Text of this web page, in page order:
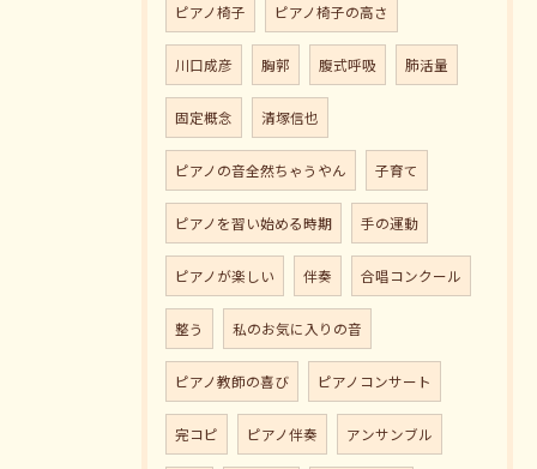
ピアノ椅子 ピアノ椅子の高さ
川口成彦 胸郭 腹式呼吸 肺活量
固定概念 清塚信也
ピアノの音全然ちゃうやん 子育て
ピアノを習い始める時期 手の運動
ピアノが楽しい 伴奏 合唱コンクール
整う 私のお気に入りの音
ピアノ教師の喜び ピアノコンサート
完コピ ピアノ伴奏 アンサンブル